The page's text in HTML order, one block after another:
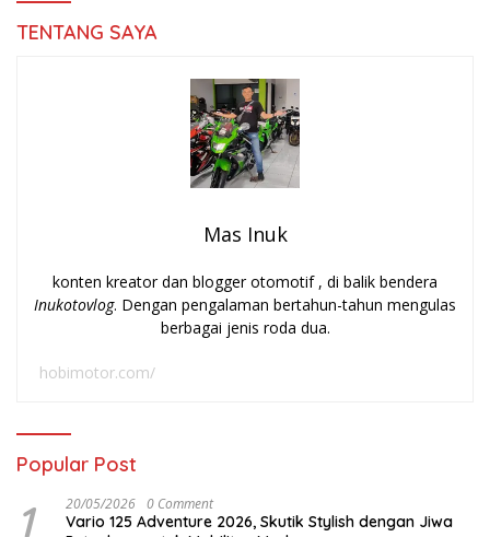
TENTANG SAYA
Mas Inuk
konten kreator dan blogger otomotif , di balik bendera
Inukotovlog. Dengan pengalaman bertahun-tahun mengulas
berbagai jenis roda dua.
hobimotor.com/
Popular Post
1 20/05/2026 0 Comment
Vario 125 Adventure 2026, Skutik Stylish dengan Jiwa